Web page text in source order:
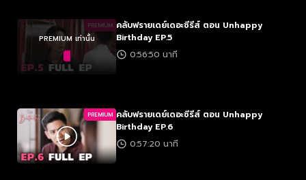
PREMIUM
PREMIUM เท่านั้น
คลับฟรายเดย์เดอะซีรีส์ ตอน Unhappy
Birthday EP.5
0:56:50 นาที
PREMIUM คลับฟรายเดย์เดอะซีรีส์ ตอน Unhappy
Birthday EP.6
0:57:20 นาที